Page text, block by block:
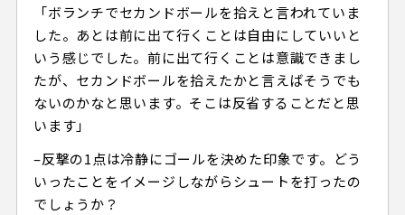
「ボランチでセカンドボールを拾えと言われていま
した。あとは前に出て行くことは自由にしていいと
いう感じでした。前に出て行くことは意識できまし
たが、セカンドボールを拾えたかと言えばそうでも
ないのかなと思います。そこは反省することだと思
います」
–反撃の1点は冷静にゴールを決めた印象です。どう
いったことをイメージしながらシュートを打ったの
でしょうか？